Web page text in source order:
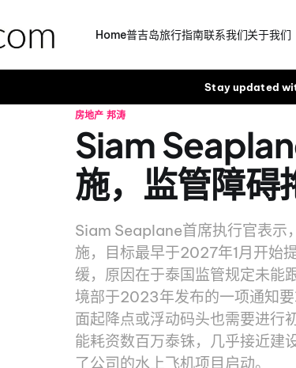
Home普吉岛旅行指南联系我们关于我们
Stay updated
房地产 邦涛
Siam
施，监管障碍
Siam Seaplane首席执行官表示
施，目标最早于2027年1月开始
缓，原因在于泰国监管规定未能
境部于2023年发布的一项通知
面起降点或浮动码头也需要进行
能耗资数百万泰铢，几乎接近建
了公司的水上飞机项目启动。